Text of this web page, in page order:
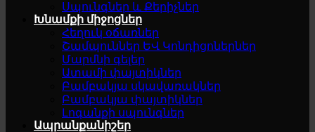
Սպունգներ և Քերիչներ
Խնամքի միջոցներ
Հեղուկ օճառներ
Շամպուններ ԵՎ Կոնդիցոներներ
Մարմնի գելեր
Ատամի փայտիկներ
Բամբակյա սկավառակներ
Բամբակյա փայտիկներ
Լոգանքի սպունգներ
Ապրանքանիշեր